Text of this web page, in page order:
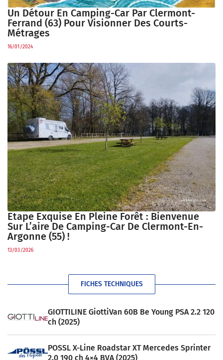
Un Détour En Camping-Car Par Clermont-
Ferrand (63) Pour Visionner Des Courts-
Métrages
16/01/2024
Etape Exquise En Pleine Forêt : Bienvenue
Sur L’aire De Camping-Car De Clermont-En-
Argonne (55) !
13/03/2026
FICHES TECHNIQUES
GIOTTILINE GiottiVan 60B Be Young PSA 2.2 120
ch (2025)
POSSL X-Line Roadstar XT Mercedes Sprinter
2.0 190 ch 4×4 BVA (2025)